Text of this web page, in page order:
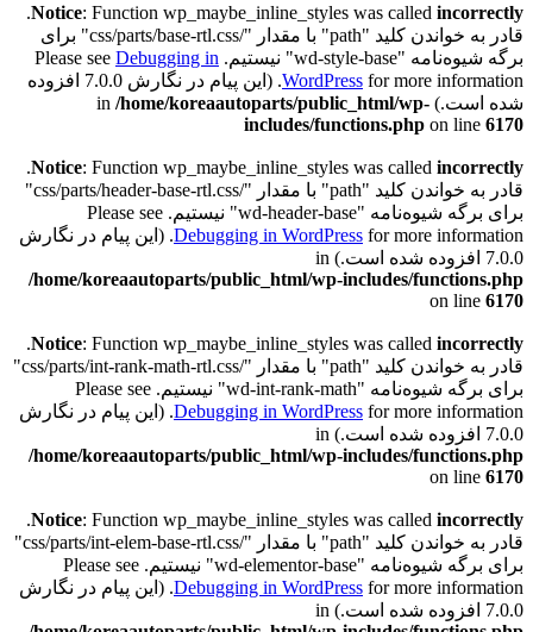
Notice: Function wp_maybe_inline_styles was called incorrectly
.
قادر به خواندن کلید "path" با مقدار "/css/parts/base-rtl.css" برای
برگه شیوه‌نامه "wd-style-base" نیستیم. Please see
Debugging in
WordPress
for more information. (این پیام در نگارش 7.0.0 افزوده
شده است.) in /home/koreaautoparts/public_html/wp-
includes/functions.php on line 6170
Notice: Function wp_maybe_inline_styles was called incorrectly
.
قادر به خواندن کلید "path" با مقدار "/css/parts/header-base-rtl.css"
برای برگه شیوه‌نامه "wd-header-base" نیستیم. Please see
Debugging in WordPressfor more information. (این پیام در نگارش
7.0.0 افزوده شده است.) in
/home/koreaautoparts/public_html/wp-includes/functions.php
on line 6170
Notice: Function wp_maybe_inline_styles was called incorrectly
.
قادر به خواندن کلید "path" با مقدار "/css/parts/int-rank-math-rtl.css"
برای برگه شیوه‌نامه "wd-int-rank-math" نیستیم. Please see
Debugging in WordPressfor more information. (این پیام در نگارش
7.0.0 افزوده شده است.) in
/home/koreaautoparts/public_html/wp-includes/functions.php
on line 6170
Notice: Function wp_maybe_inline_styles was called incorrectly
.
قادر به خواندن کلید "path" با مقدار "/css/parts/int-elem-base-rtl.css"
برای برگه شیوه‌نامه "wd-elementor-base" نیستیم. Please see
Debugging in WordPressfor more information. (این پیام در نگارش
7.0.0 افزوده شده است.) in